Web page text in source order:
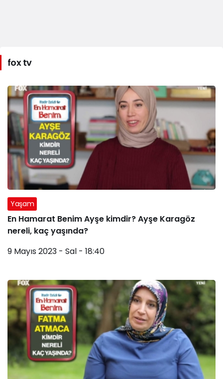
fox tv
Yaşam
En Hamarat Benim Ayşe kimdir? Ayşe Karagöz
nereli, kaç yaşında?
9 Mayıs 2023 - Sal - 18:40